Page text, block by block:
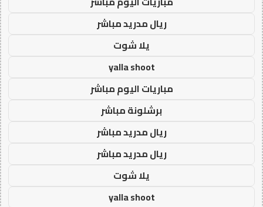
ريال مدريد مباشر
يلا شوت
yalla shoot
مباريات اليوم مباشر
برشلونة مباشر
ريال مدريد مباشر
ريال مدريد مباشر
يلا شوت
yalla shoot